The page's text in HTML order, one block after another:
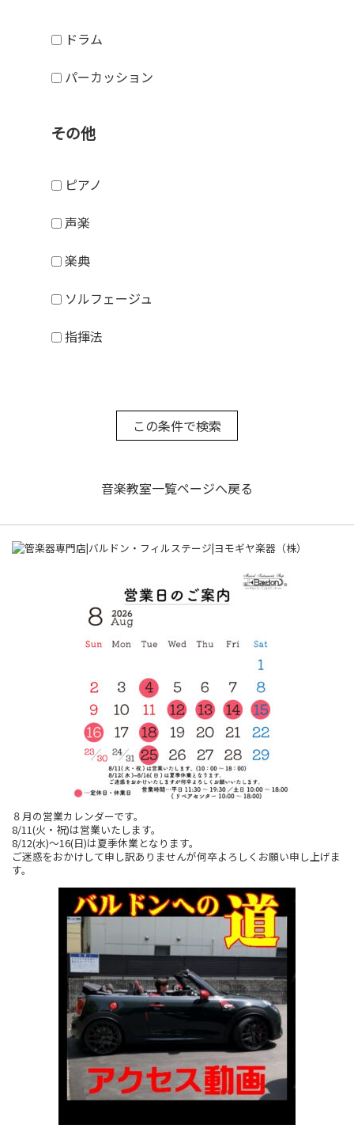
ドラム
パーカッション
その他
ピアノ
声楽
楽典
ソルフェージュ
指揮法
音楽教室一覧ページへ戻る
８月の営業カレンダーです。
8/11(火・祝)は営業いたします。
8/12(水)～16(日)は夏季休業となります。
ご迷惑をおかけして申し訳ありませんが何卒よろしくお願い申し上げま
す。